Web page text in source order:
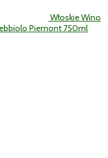
Włoskie Wino
Piemont 750ml